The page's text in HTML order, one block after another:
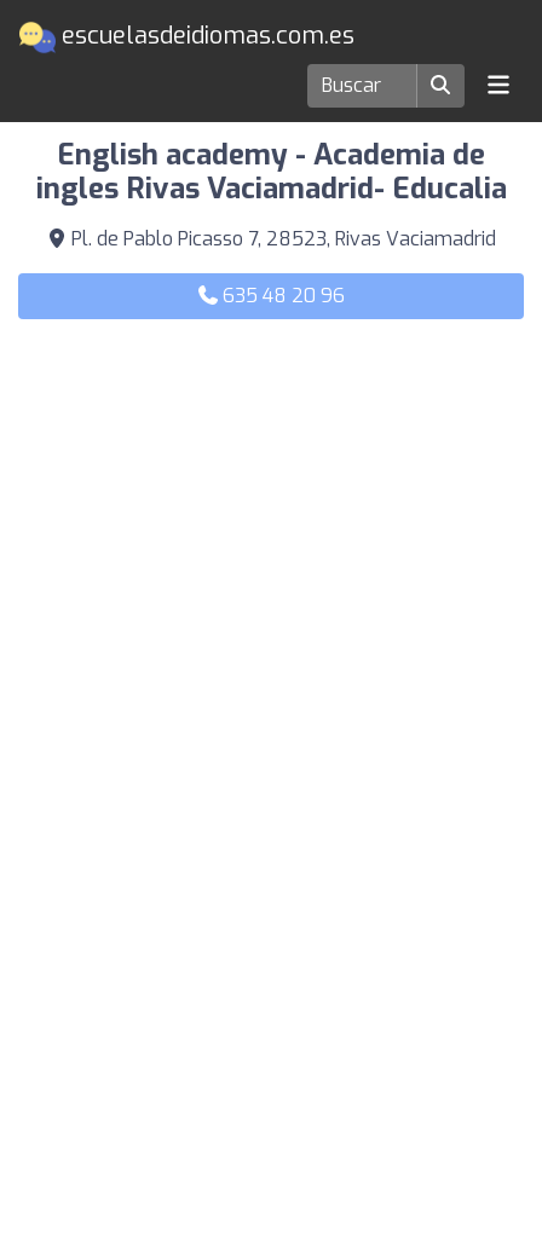
escuelasdeidiomas.com.es
Escuelas de idiomas en Rivas Vaciamadrid
English academy - Academia de
ingles Rivas Vaciamadrid- Educalia
Pl. de Pablo Picasso 7, 28523, Rivas Vaciamadrid
635 48 20 96